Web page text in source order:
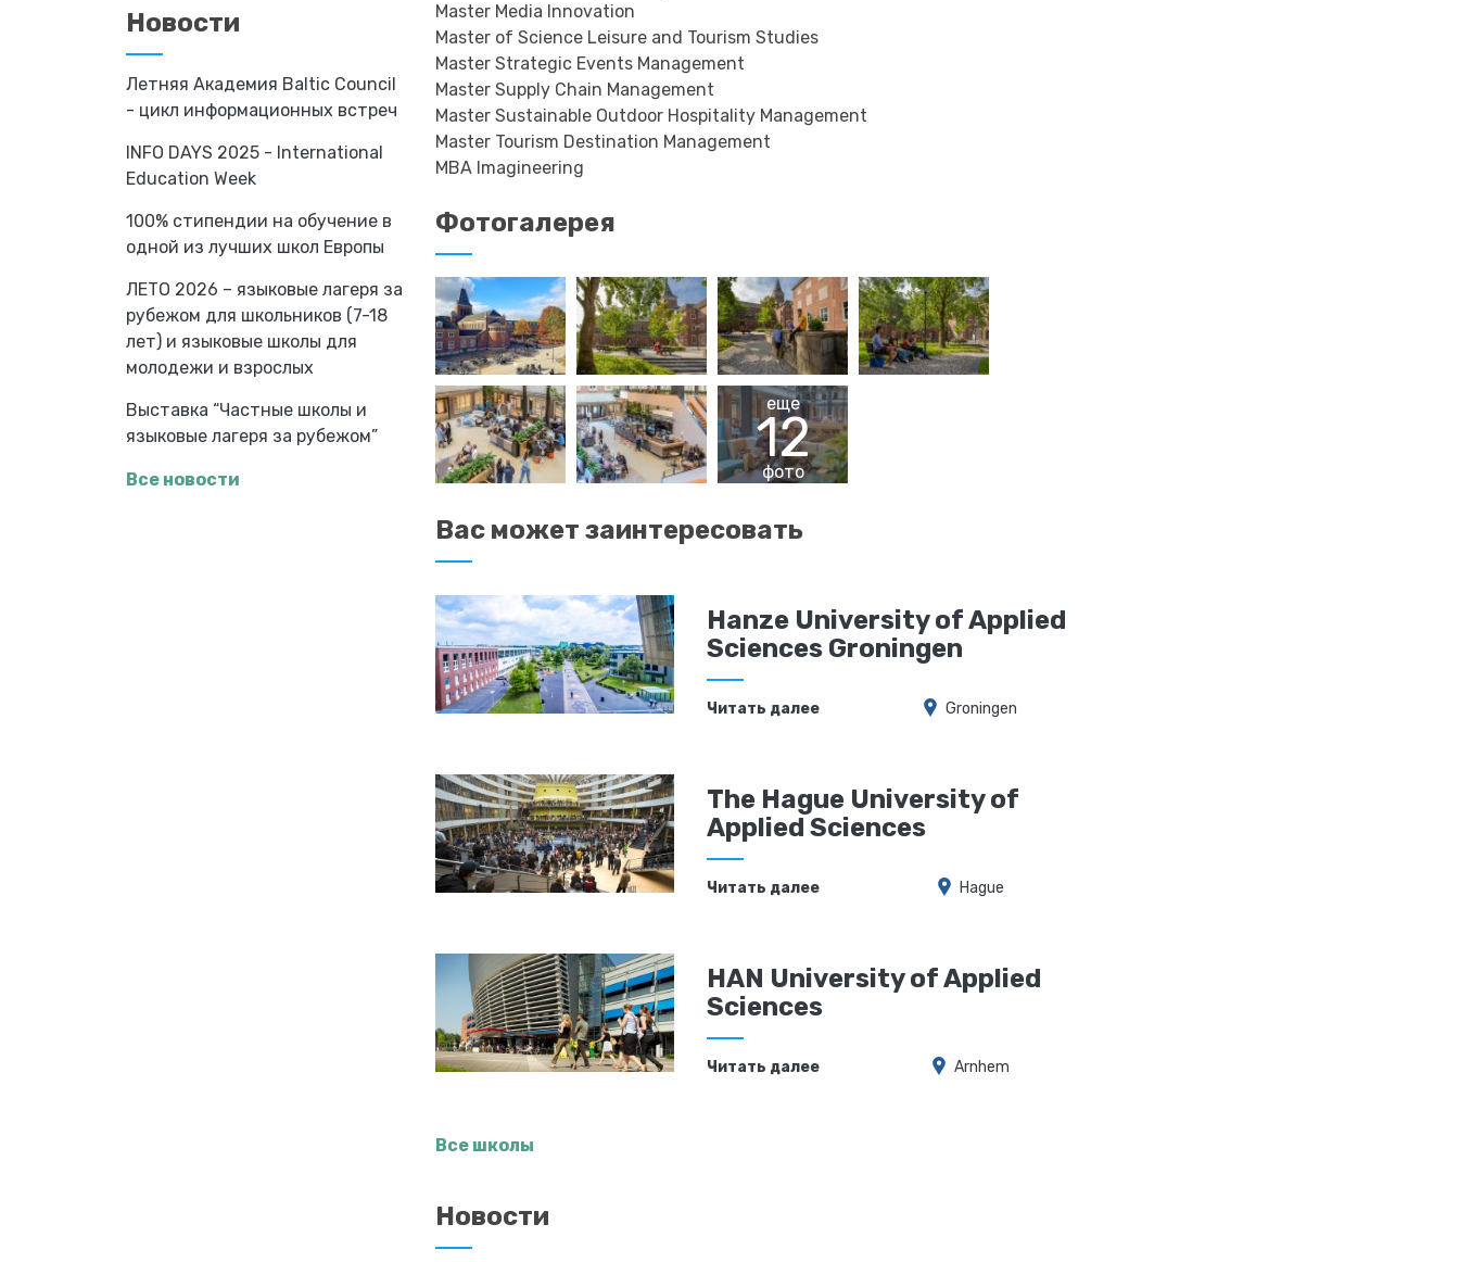
Новости
Летняя Академия Baltic Council
- цикл информационных встреч
INFO DAYS 2025 - International
Education Week
100% стипендии на обучение в
одной из лучших школ Европы
ЛЕТО 2026 – языковые лагеря за
рубежом для школьников (7-18
лет) и языковые школы для
молодежи и взрослых
Выставка “Частные школы и
языковые лагеря за рубежом”
Все новости
Master Media Innovation
Master of Science Leisure and Tourism Studies
Master Strategic Events Management
Master Supply Chain Management
Master Sustainable Outdoor Hospitality Management
Master Tourism Destination Management
MBA Imagineering
Фотогалерея
еще
12
фото
Вас может заинтересовать
Hanze University of Applied
Sciences Groningen
Читать далее Groningen
The Hague University of
Applied Sciences
Читать далее Hague
HAN University of Applied
Sciences
Читать далее Arnhem
Все школы
Новости